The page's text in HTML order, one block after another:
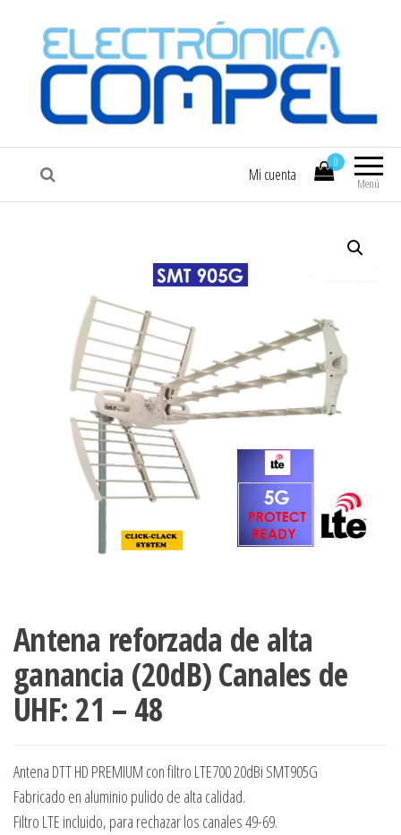
COMPEL Electrónica COMPEL
Menú
0
Mi cuenta
Antena reforzada de alta
ganancia (20dB) Canales de
UHF: 21 – 48
Antena DTT HD PREMIUM con filtro LTE700 20dBi SMT905G
Fabricado en aluminio pulido de alta calidad.
Filtro LTE incluido, para rechazar los canales 49-69.